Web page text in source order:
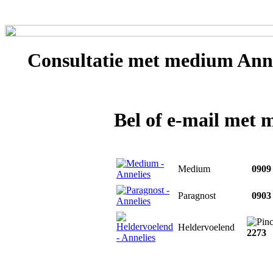
Consultatie met medium
Bel of e-mail met
Medium
Paragnost
Heldervoelend
2273